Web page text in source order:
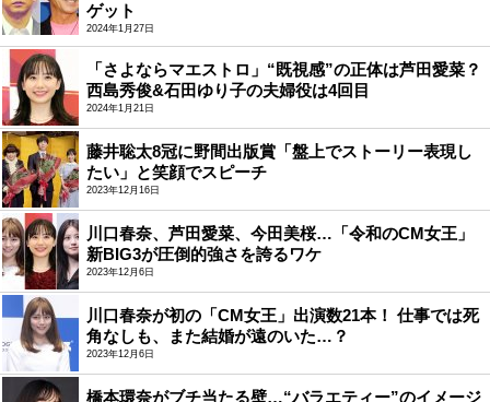
ゲット
2024年1月27日
「さよならマエストロ」“既視感”の正体は芦田愛菜？
西島秀俊&石田ゆり子の夫婦役は4回目
2024年1月21日
藤井聡太8冠に野間出版賞「盤上でストーリー表現し
たい」と笑顔でスピーチ
2023年12月16日
川口春奈、芦田愛菜、今田美桜…「令和のCM女王」
新BIG3が圧倒的強さを誇るワケ
2023年12月6日
川口春奈が初の「CM女王」出演数21本！ 仕事では死
角なしも、また結婚が遠のいた…？
2023年12月6日
橋本環奈がブチ当たる壁…“バラエティー”のイメージ